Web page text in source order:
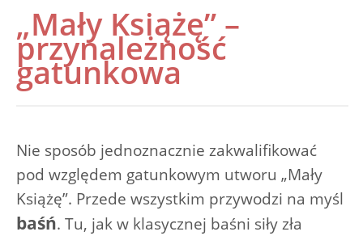
„Mały Książę” –
przynależność
gatunkowa
Nie sposób jednoznacznie zakwalifikować
pod względem gatunkowym utworu „Mały
Książę”. Przede wszystkim przywodzi na myśl
baśń. Tu, jak w klasycznej baśni siły zła